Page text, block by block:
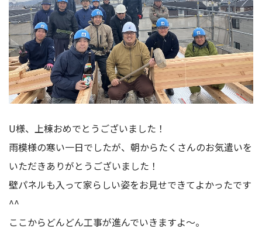
U様、上棟おめでとうございました！
雨模様の寒い一日でしたが、朝からたくさんのお気遣いを
いただきありがとうございました！
壁パネルも入って家らしい姿をお見せできてよかったです
^^
ここからどんどん工事が進んでいきますよ～。